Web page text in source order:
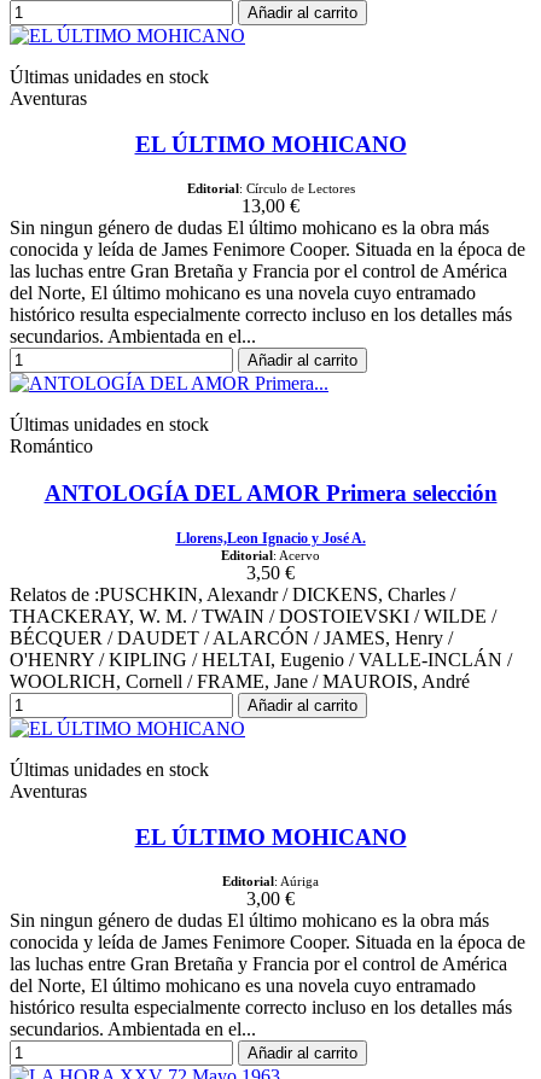
Añadir al carrito
Últimas unidades en stock
Aventuras
EL ÚLTIMO MOHICANO
Editorial: Círculo de Lectores
13,00 €
Sin ningun género de dudas El último mohicano es la obra más
conocida y leída de James Fenimore Cooper. Situada en la época de
las luchas entre Gran Bretaña y Francia por el control de América
del Norte, El último mohicano es una novela cuyo entramado
histórico resulta especialmente correcto incluso en los detalles más
secundarios. Ambientada en el...
Añadir al carrito
Últimas unidades en stock
Romántico
ANTOLOGÍA DEL AMOR Primera selección
Llorens,Leon Ignacio y José A.
Editorial: Acervo
3,50 €
Relatos de :PUSCHKIN, Alexandr / DICKENS, Charles /
THACKERAY, W. M. / TWAIN / DOSTOIEVSKI / WILDE /
BÉCQUER / DAUDET / ALARCÓN / JAMES, Henry /
O'HENRY / KIPLING / HELTAI, Eugenio / VALLE-INCLÁN /
WOOLRICH, Cornell / FRAME, Jane / MAUROIS, André
Añadir al carrito
Últimas unidades en stock
Aventuras
EL ÚLTIMO MOHICANO
Editorial: Aúriga
3,00 €
Sin ningun género de dudas El último mohicano es la obra más
conocida y leída de James Fenimore Cooper. Situada en la época de
las luchas entre Gran Bretaña y Francia por el control de América
del Norte, El último mohicano es una novela cuyo entramado
histórico resulta especialmente correcto incluso en los detalles más
secundarios. Ambientada en el...
Añadir al carrito